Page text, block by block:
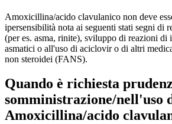
Amoxicillina/acido clavulanico non deve
ipersensibilità nota ai seguenti stati segni di
(per es. asma, rinite), sviluppo di reazioni di
asmatici o all'uso di aciclovir o di altri
non steroidei (FANS).
Quando è richiesta
somministrazione/nell'uso
Amoxicillina/acido